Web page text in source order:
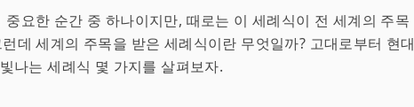
요한 순간 중 하나이지만, 때로는 이 세례식이 전 세계의 주목
데 세계의 주목을 받은 세례식이란 무엇일까? 고대로부터 현대
나는 세례식 몇 가지를 살펴보자.